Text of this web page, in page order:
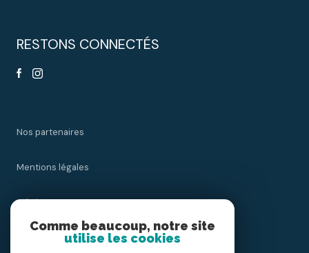
RESTONS CONNECTÉS
Nos partenaires
Mentions légales
Admin
Nos honoraires
Comme beaucoup, notre site
utilise les cookies